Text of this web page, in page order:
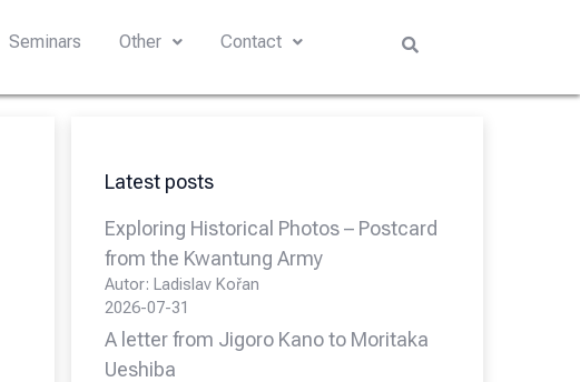
Seminars Other Contact
Latest posts
Exploring Historical Photos – Postcard
from the Kwantung Army
Autor: Ladislav Kořan
2026-07-31
A letter from Jigoro Kano to Moritaka
Ueshiba